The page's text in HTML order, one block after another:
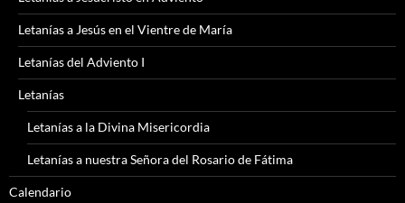
Letanías a Jesús en el Vientre de María
Letanías del Adviento I
Letanías
Letanías a la Divina Misericordia
Letanías a nuestra Señora del Rosario de Fátima
Calendario